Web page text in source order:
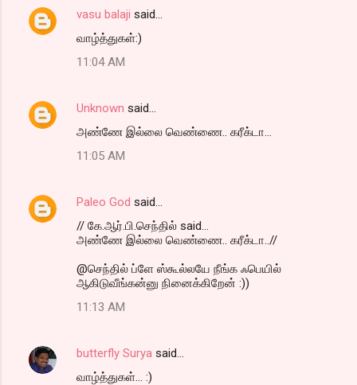
vasu balaji said…
வாழ்த்துகள்:)
11:04 AM
Unknown said…
அண்ணே இல்லை வெண்ணை.. கரீக்டா...
11:05 AM
Paleo God said…
// கே.ஆர்.பி.செந்தில் said...
அண்ணே இல்லை வெண்ணை.. கரீக்டா..//
@செந்தில் ப்ளே ஸ்கூல்லயே நீங்க ஃபெயில்
ஆகிடுவீங்கன்னு நினைக்கிறேன் :))
11:13 AM
butterfly Surya said…
வாழ்த்துகள்... :)